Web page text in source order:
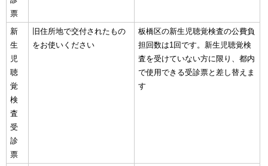
票
新
生
児
聴
覚
検
査
受
診
票
旧住所地で交付されたもの
をお使いください
板橋区の新生児聴覚検査の公費負
担回数は1回です。新生児聴覚検
査を受けていない方に限り、都内
で使用できる受診票と差し替えま
す